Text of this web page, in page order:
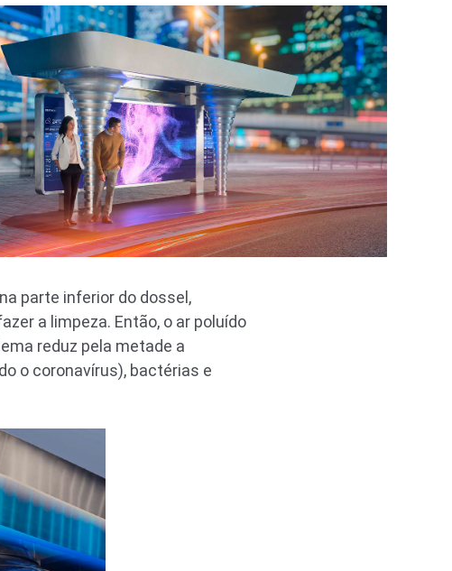
parte inferior do dossel,
a limpeza. Então, o ar poluído
reduz pela metade a
o coronavírus), bactérias e